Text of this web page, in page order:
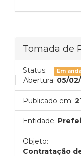
Tomada de
Status: Em
Abertura: 05/
Publicado em:
Entidade:
Objeto:
Contratação